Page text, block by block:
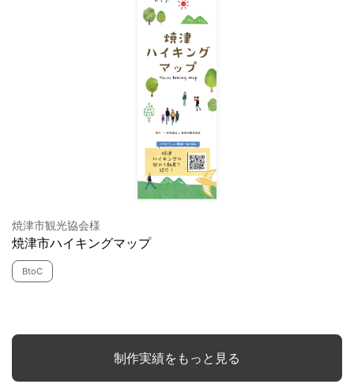
焼津市観光協会様
焼津市ハイキングマップ
BtoC
制作実績をもっと見る